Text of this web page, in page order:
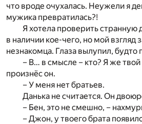
что вроде очухалась. Неужели я
мужика превратилась?!
Я хотела проверить странную
в наличии кое-чего, но мой взгляд
незнакомца. Глаза вылупил, будто
– В… в смысле – кто? Я же
произнёс он.
– У меня нет братьев.
Данька не считается. Он
– Бен, это не смешно, –
– Джон, у твоего брата